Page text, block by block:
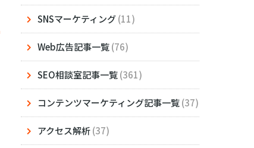
SNSマーケティング(11)
Web広告記事一覧(76)
SEO相談室記事一覧(361)
コンテンツマーケティング記事一覧(37)
アクセス解析(37)